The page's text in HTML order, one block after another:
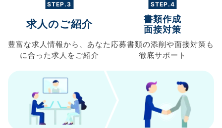
STEP.3
求人のご紹介
豊富な求人情報から、 あなた
に合った求人を ご紹介
STEP.4
書類作成
面接対策
応募書類の添削や面接対策も
徹底サポート